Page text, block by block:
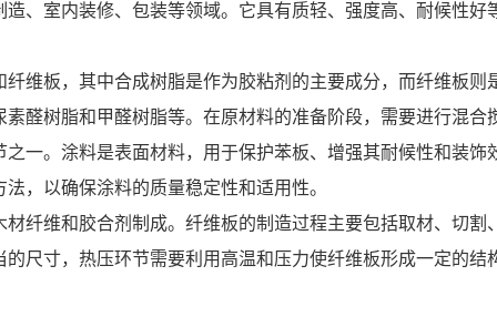
室内装修、包装等领域。它具有质轻、强度高、耐候性好
板，其中合成树脂是作为胶粘剂的主要成分，而纤维板则
醛树脂和甲醛树脂等。在原材料的准备阶段，需要进行混
。涂料是表面材料，用于保护苯板、增强其耐候性和装饰
，以确保涂料的质量稳定性和适用性。
维和胶合剂制成。纤维板的制造过程主要包括取材、切割
尺寸，热压环节需要利用高温和压力使纤维板形成一定的